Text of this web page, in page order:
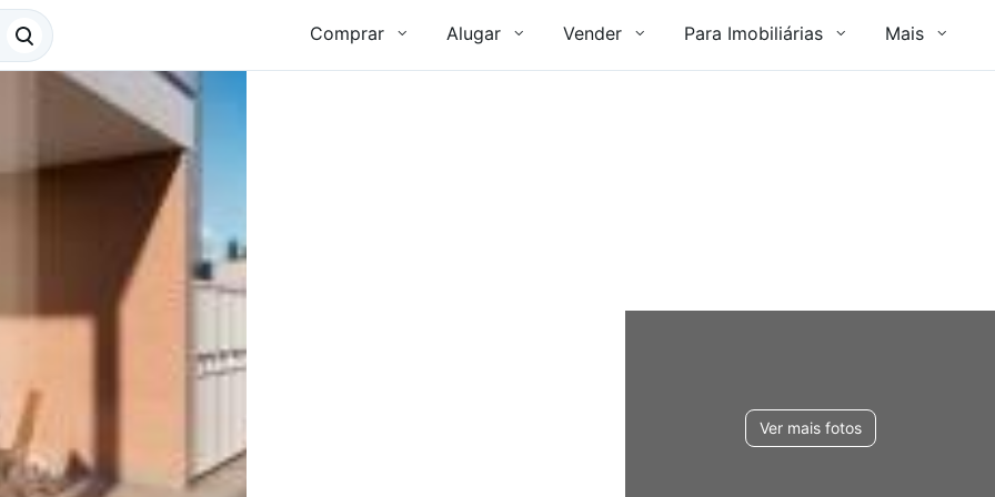
Comprar Alugar Vender Para Imobiliárias Mais
Ver mais fotos